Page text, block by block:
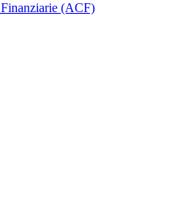
(ACF)